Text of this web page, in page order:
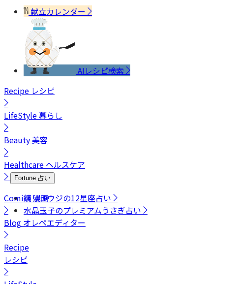
献立カレンダー
AIレシピ検索
Recipe レシピ
LifeStyle暮らし
Beauty美容
Healthcare ヘルスケア
Fortune 占い
鏡リュウジの12星座占い
水晶玉子のプレミアムうさぎ占い
Comics漫画
Blog オレペエディター
Recipe
レシピ